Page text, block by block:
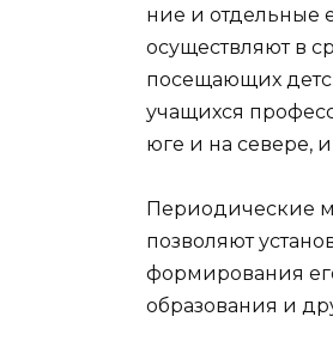
ние и отдельные
осуществляют в
посещающих
учащихся
юге и на севере, и
Периодические
позволяют
формирования
образования и